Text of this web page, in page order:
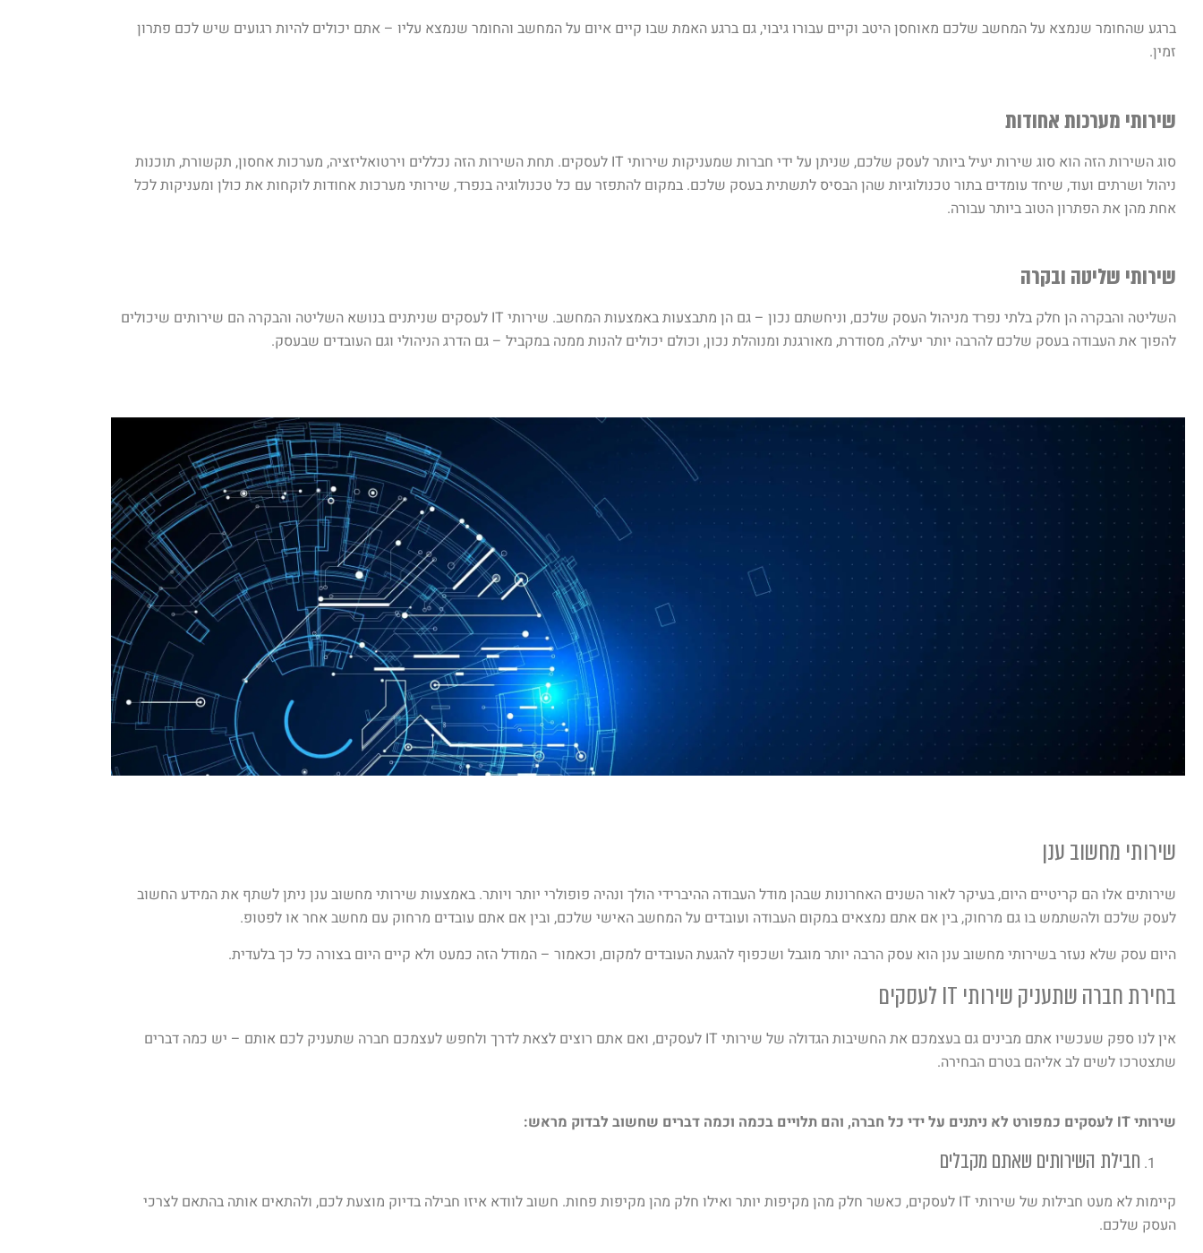
ברגע שהחומר שנמצא על המחשב שלכם מאוחסן היטב וקיים עבורו גיבוי, גם ברגע האמת שבו קיים איום על המחשב והחומר שנמצא עליו – אתם יכולים להיות רגועים שיש לכם פתרון
זמין.
שירותי מערכות אחודות
סוג השירות הזה הוא סוג שירות יעיל ביותר לעסק שלכם, שניתן על ידי חברות שמעניקות שירותי IT לעסקים. תחת השירות הזה נכללים וירטואליזציה, מערכות אחסון, תקשורת, תוכנות
ניהול ושרתים ועוד, שיחד עומדים בתור טכנולוגיות שהן הבסיס לתשתית בעסק שלכם. במקום להתפזר עם כל טכנולוגיה בנפרד, שירותי מערכות אחודות לוקחות את כולן ומעניקות לכל
אחת מהן את הפתרון הטוב ביותר עבורה.
שירותי שליטה ובקרה
השליטה והבקרה הן חלק בלתי נפרד מניהול העסק שלכם, וניחשתם נכון – גם הן מתבצעות באמצעות המחשב. שירותי IT לעסקים שניתנים בנושא השליטה והבקרה הם שירותים שיכולים
להפוך את העבודה בעסק שלכם להרבה יותר יעילה, מסודרת, מאורגנת ומנוהלת נכון, וכולם יכולים להנות ממנה במקביל – גם הדרג הניהולי וגם העובדים שבעסק.
שירותי מחשוב ענן
שירותים אלו הם קריטיים היום, בעיקר לאור השנים האחרונות שבהן מודל העבודה ההיברידי הולך ונהיה פופולרי יותר ויותר. באמצעות שירותי מחשוב ענן ניתן לשתף את המידע החשוב
לעסק שלכם ולהשתמש בו גם מרחוק, בין אם אתם נמצאים במקום העבודה ועובדים על המחשב האישי שלכם, ובין אם אתם עובדים מרחוק עם מחשב אחר או לפטופ.
היום עסק שלא נעזר בשירותי מחשוב ענן הוא עסק הרבה יותר מוגבל ושכפוף להגעת העובדים למקום, וכאמור – המודל הזה כמעט ולא קיים היום בצורה כל כך בלעדית.
בחירת חברה שתעניק שירותי IT לעסקים
אין לנו ספק שעכשיו אתם מבינים גם בעצמכם את החשיבות הגדולה של שירותי IT לעסקים, ואם אתם רוצים לצאת לדרך ולחפש לעצמכם חברה שתעניק לכם אותם – יש כמה דברים
שתצטרכו לשים לב אליהם בטרם הבחירה.
שירותי IT לעסקים כמפורט לא ניתנים על ידי כל חברה, והם תלויים בכמה וכמה דברים שחשוב לבדוק מראש:
חבילת השירותים שאתם מקבלים
קיימות לא מעט חבילות של שירותי IT לעסקים, כאשר חלק מהן מקיפות יותר ואילו חלק מהן מקיפות פחות. חשוב לוודא איזו חבילה בדיוק מוצעת לכם, ולהתאים אותה בהתאם לצרכי
העסק שלכם.